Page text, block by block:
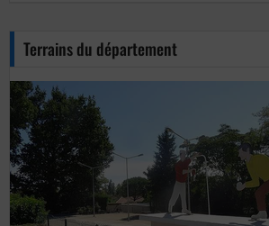
Terrains du département